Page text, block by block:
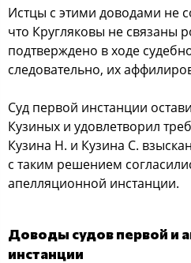
Истцы с этими доводами не
что Кругляковы не связаны
подтверждено в ходе
следовательно, их
Суд первой инстанции
Кузиных и удовлетворил
Кузина Н. и Кузина С.
с таким решением
апелляционной инстанции.
Доводы судов первой и
инстанции